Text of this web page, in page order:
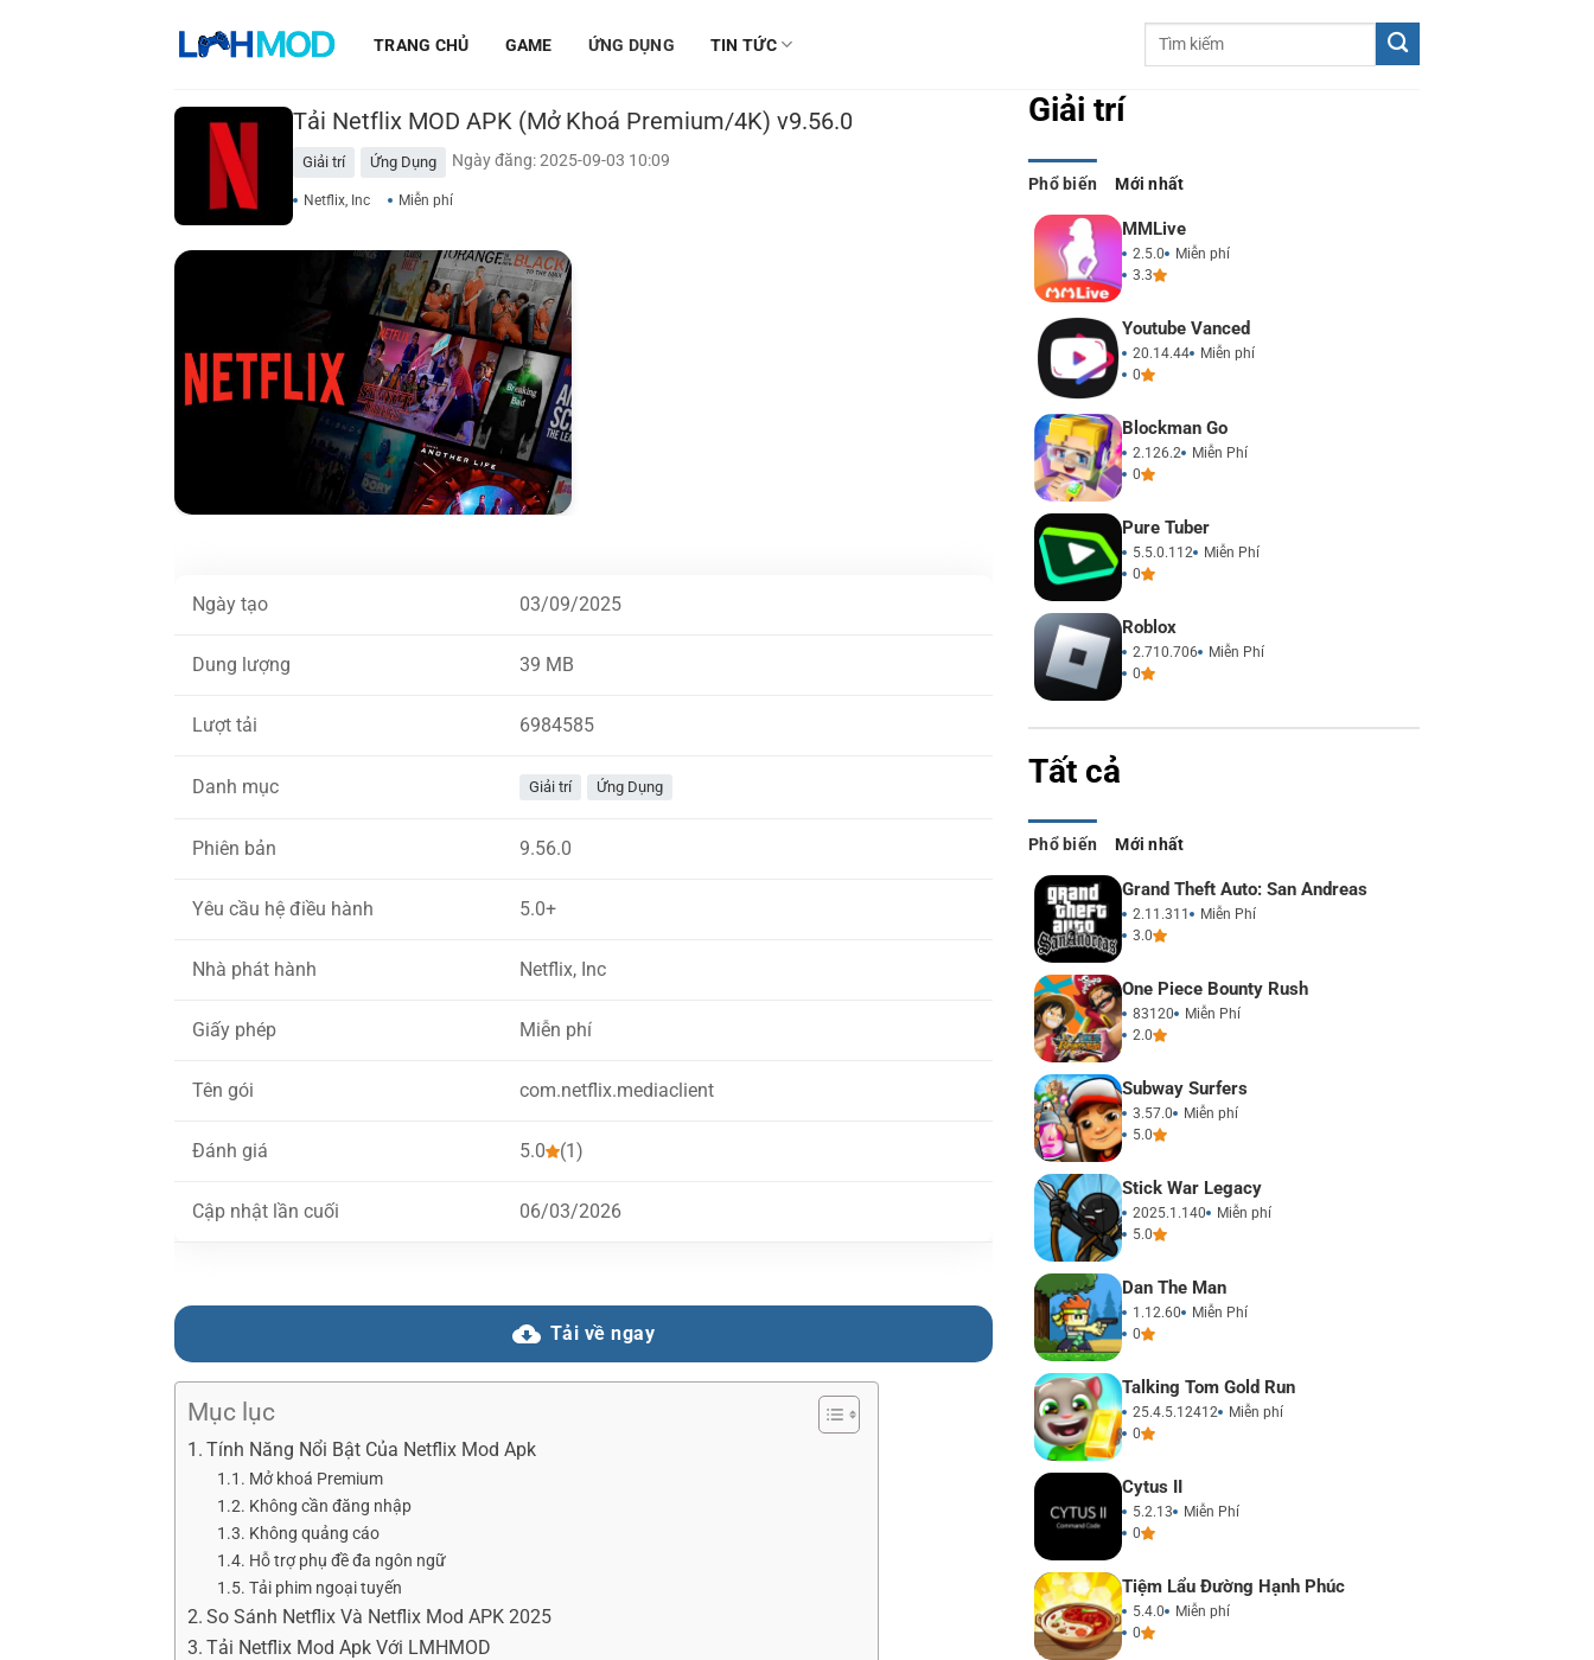
TRANG CHỦ GAME ỨNG DỤNG TIN TỨC
Tải Netflix MOD APK (Mở Khoá Premium/4K) v9.56.0
Giải trí Ứng Dụng Ngày đăng: 2025-09-03 10:09
Netflix, Inc Miễn phí
Ngày tạo 03/09/2025
Dung lượng 39 MB
Lượt tải 6984585
Danh mục Giải trí Ứng Dụng
Phiên bản 9.56.0
Yêu cầu hệ điều hành 5.0+
Nhà phát hành Netflix, Inc
Giấy phép Miễn phí
Tên gói com.netflix.mediaclient
Đánh giá 5.0 (1)
Cập nhật lần cuối 06/03/2026
Tải về ngay
Mục lục
Tính Năng Nổi Bật Của Netflix Mod Apk
Mở khoá Premium
Không cần đăng nhập
Không quảng cáo
Hỗ trợ phụ đề đa ngôn ngữ
Tải phim ngoại tuyến
So Sánh Netflix Và Netflix Mod APK 2025
Tải Netflix Mod Apk Với LMHMOD
Giải trí
Phổ biến Mới nhất
MMLive
2.5.0
Miễn phí
3.3
Youtube Vanced
20.14.44
Miễn phí
0
Blockman Go
2.126.2
Miễn Phí
0
Pure Tuber
5.5.0.112
Miễn Phí
0
Roblox
2.710.706
Miễn Phí
0
Tất cả
Phổ biến Mới nhất
Grand Theft Auto: San Andreas
2.11.311
Miễn Phí
3.0
One Piece Bounty Rush
83120
Miễn Phí
2.0
Subway Surfers
3.57.0
Miễn phí
5.0
Stick War Legacy
2025.1.140
Miễn phí
5.0
Dan The Man
1.12.60
Miễn Phí
0
Talking Tom Gold Run
25.4.5.12412
Miễn phí
0
Cytus II
5.2.13
Miễn Phí
0
Tiệm Lẩu Đường Hạnh Phúc
5.4.0
Miễn phí
0